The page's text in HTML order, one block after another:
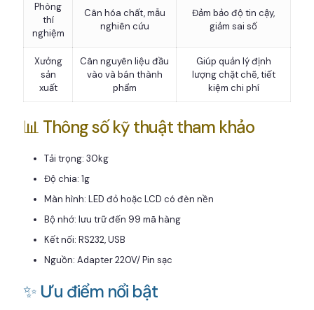
Phòng
thí
nghiệm
Cân hóa chất, mẫu
nghiên cứu
Đảm bảo độ tin cậy,
giảm sai số
Xưởng
sản
xuất
Cân nguyên liệu đầu
vào và bán thành
phẩm
Giúp quản lý định
lượng chặt chẽ, tiết
kiệm chi phí
📊 Thông số kỹ thuật tham khảo
Tải trọng: 30kg
Độ chia: 1g
Màn hình: LED đỏ hoặc LCD có đèn nền
Bộ nhớ: lưu trữ đến 99 mã hàng
Kết nối: RS232, USB
Nguồn: Adapter 220V/ Pin sạc
✨ Ưu điểm nổi bật